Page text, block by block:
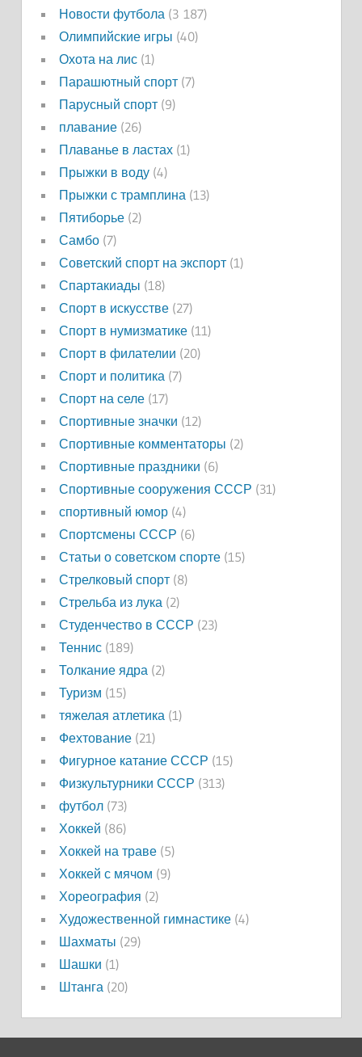
Новости футбола (3 187)
Олимпийские игры (40)
Охота на лис(1)
Парашютный спорт(7)
Парусный спорт(9)
плавание(26)
Плаванье в ластах(1)
Прыжки в воду(4)
Прыжки с трамплина (13)
Пятиборье(2)
Самбо(7)
Советский спорт на экспорт(1)
Спартакиады (18)
Спорт в искусстве(27)
Спорт в нумизматике(11)
Спорт в филателии (20)
Спорт и политика (7)
Спорт на селе(17)
Спортивные значки (12)
Спортивные комментаторы (2)
Спортивные праздники (6)
Спортивные сооружения СССР (31)
спортивный юмор(4)
Спортсмены СССР (6)
Статьи о советском спорте(15)
Стрелковый спорт(8)
Стрельба из лука (2)
Студенчество в СССР (23)
Теннис(189)
Толкание ядра (2)
Туризм (15)
тяжелая атлетика (1)
Фехтование(21)
Фигурное катание СССР (15)
Физкультурники СССР (313)
футбол(73)
Хоккей (86)
Хоккей на траве(5)
Хоккей с мячом (9)
Хореография (2)
Художественной гимнастике(4)
Шахматы (29)
Шашки (1)
Штанга (20)